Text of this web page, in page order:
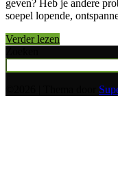
geven? Heb je andere
soepel lopende,
Verder lezen